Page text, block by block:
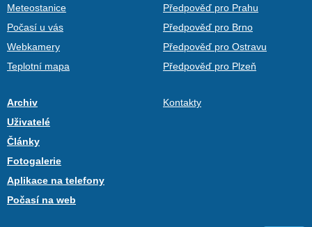
Meteostanice
Počasí u vás
Webkamery
Teplotní mapa
Předpověď pro Prahu
Předpověď pro Brno
Předpověď pro Ostravu
Předpověď pro Plzeň
Archiv
Uživatelé
Články
Fotogalerie
Aplikace na telefony
Počasí na web
Kontakty